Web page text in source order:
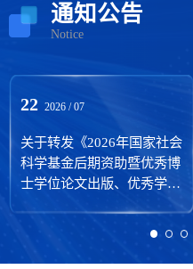
李教授首先深入
发展等方面进行了
基础、习近平总书
通知公告
Notice
22 2026 / 07
关于转发《2026年国家社会
科学基金后期资助暨优秀博
士学位论文出版、优秀学术
著作再版项目申报公告》的